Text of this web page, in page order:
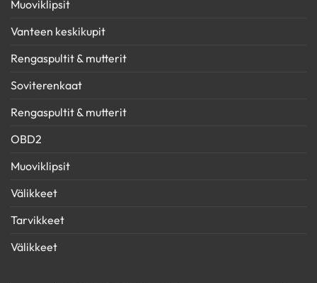
Muoviklipsit
Vanteen keskikupit
Rengaspultit & mutterit
Soviterenkaat
Rengaspultit & mutterit
OBD2
Muoviklipsit
Välikkeet
Tarvikkeet
Välikkeet